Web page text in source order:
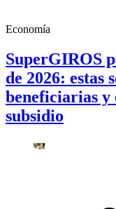
Economía
SuperGIROS
de 2026: estas
beneficiarias y
subsidio